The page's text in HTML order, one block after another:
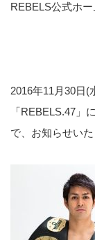
REBELS公式ホ
2016年11月30日(
「REBELS.47」
で、お知らせい